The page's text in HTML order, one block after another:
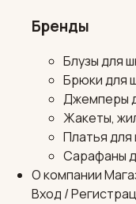
Бренды
Блузы для
Брюки для
Джемперы
Жакеты,
Платья для
Сарафаны
О компании
Вход /